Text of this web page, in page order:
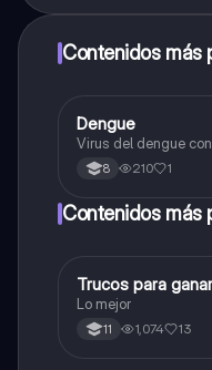
Contenidos más
Biologia
Dengue
Virus del dengue
8 210 1
Contenidos más
Química
Trucos para
Lo mejor
11 1,074 13